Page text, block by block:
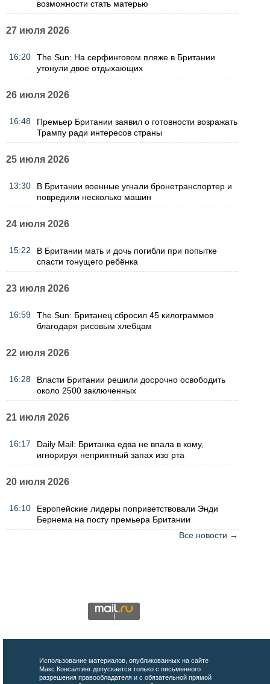
возможности стать матерью
27 июля 2026
16:20
The Sun: На серфинговом пляже в Британии
утонули двое отдыхающих
26 июля 2026
16:48
Премьер Британии заявил о готовности возражать
Трампу ради интересов страны
25 июля 2026
13:30
В Британии военные угнали бронетранспортер и
повредили несколько машин
24 июля 2026
15:22
В Британии мать и дочь погибли при попытке
спасти тонущего ребёнка
23 июля 2026
16:59
The Sun: Британец сбросил 45 килограммов
благодаря рисовым хлебцам
22 июля 2026
16:28
Власти Британии решили досрочно освободить
около 2500 заключенных
21 июля 2026
16:17
Daily Mail: Британка едва не впала в кому,
игнорируя неприятный запах изо рта
20 июля 2026
16:10
Европейские лидеры поприветствовали Энди
Бернема на посту премьера Британии
Все новости →
Использование материалов, опубликованных на сайте
Макс Консалтинг допускается только с письменного
разрешения правообладателя и с обязательной прямой